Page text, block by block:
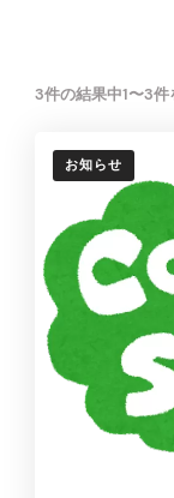
3件の結果中1〜3件
お知らせ